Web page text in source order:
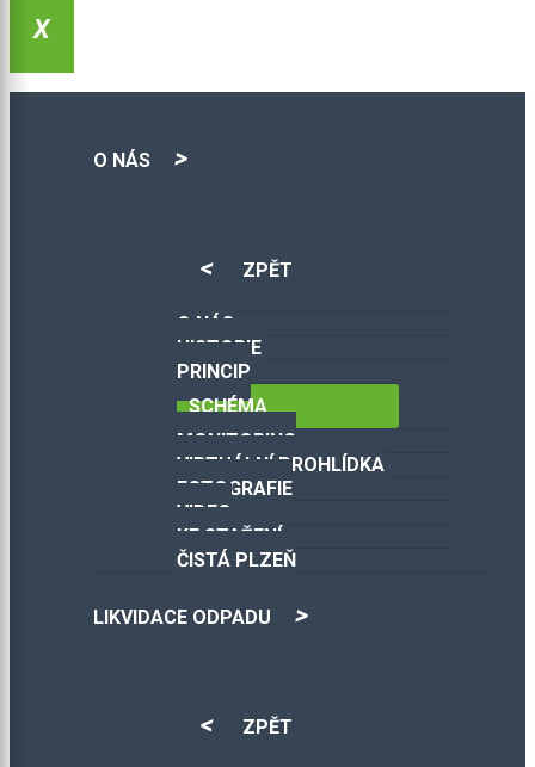
O NÁS
ZPĚT
O NÁS
HISTORIE
PRINCIP
SCHÉMA
MONITORING
VIRTUÁLNÍ PROHLÍDKA
FOTOGRAFIE
VIDEO
KE STAŽENÍ
ČISTÁ PLZEŇ
LIKVIDACE ODPADU
ZPĚT